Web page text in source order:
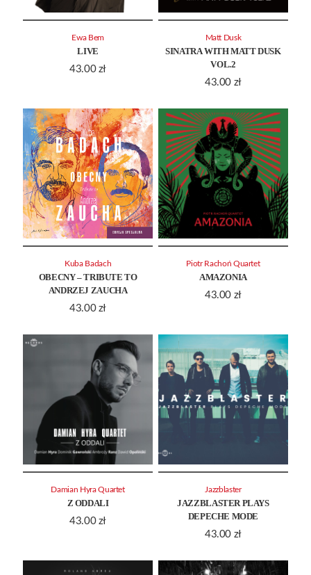
LIVE
43.00 zł
Ewa Bem
SINATRA WITH MATT DUSK
VOL.2
43.00 zł
Matt Dusk
OBECNY – TRIBUTE TO
ANDRZEJ ZAUCHA
43.00 zł
Kuba Badach
AMAZONIA
43.00 zł
Piotr Rachoń Quartet
Z ODDALI
43.00 zł
Damian Hyra Quartet
JAZZBLASTER PLAYS
DEPECHE MODE
43.00 zł
Jazzblaster